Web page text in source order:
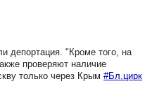
депортация. "Кроме того, на
проверяют наличие
только через Крым #Бл.цирк